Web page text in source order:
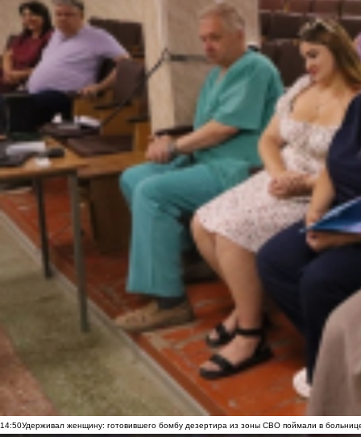
14:50Удерживал женщину: готовившего бомбу дезертира из зоны СВО поймали в